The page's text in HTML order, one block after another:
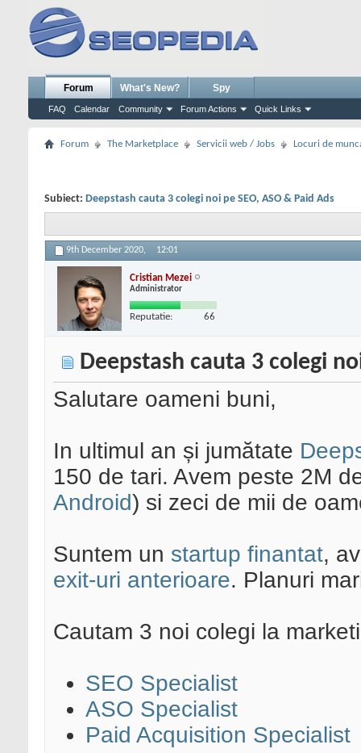
Forum
FAQ Calendar Community Forum Actions Quick Links
What's New? Spy
Forum The Marketplace Servicii web / Jobs Locuri de
Subiect: Deepstash cauta 3 colegi noi pe SEO, ASO & Paid Ads
9th December 2020, 12:01
Cristian Mezei
Administrator
Reputatie: 66
Deepstash cauta 3 colegi
Salutare oameni buni,
In ultimul an și jumătate
150 de tari. Avem peste 2M
Android) si zeci de mii de
Suntem un startup finantat,
exit-uri anterioare. Planuri
Cautam 3 noi colegi la
SEO Specialist
ASO Specialist
Paid Acquisition Specialist